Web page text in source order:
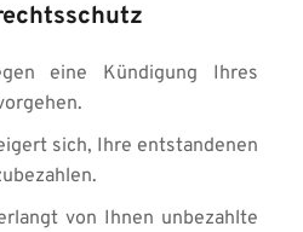
eine Kündigung Ihres
sich, Ihre entstandenen
von Ihnen unbezahlte